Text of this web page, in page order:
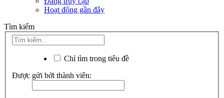
Hoạt động gần đây
Tìm kiếm
Chỉ tìm trong tiêu đề
Được gửi bởi thành viên: